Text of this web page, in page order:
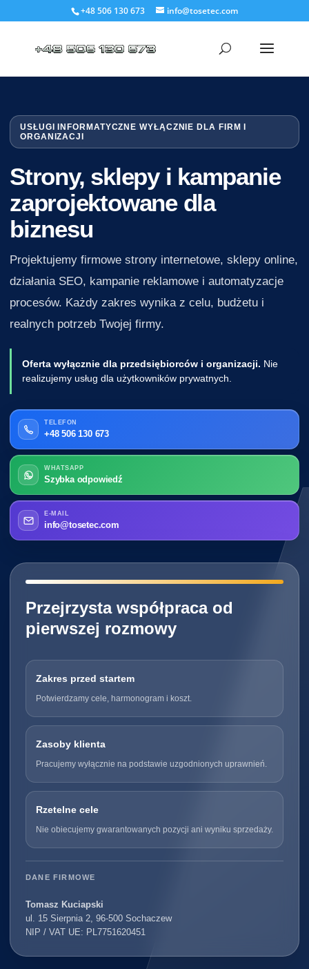
+48 506 130 673 info@tosetec.com
USŁUGI INFORMATYCZNE WYŁĄCZNIE DLA FIRM I
ORGANIZACJI
Strony, sklepy i kampanie
zaprojektowane dla
biznesu
Projektujemy firmowe strony internetowe, sklepy online,
działania SEO, kampanie reklamowe i automatyzacje
procesów. Każdy zakres wynika z celu, budżetu i
realnych potrzeb Twojej firmy.
Oferta wyłącznie dla przedsiębiorców i organizacji. Nie
realizujemy usług dla użytkowników prywatnych.
TELEFON
+48 506 130 673
WHATSAPP
Szybka odpowiedź
E-MAIL
info@tosetec.com
━━━━━━━━━━━━━━━━━━━━━━━━━━━━
Przejrzysta współpraca od
pierwszej rozmowy
Zakres przed startem
Potwierdzamy cele, harmonogram i koszt.
Zasoby klienta
Pracujemy wyłącznie na podstawie uzgodnionych uprawnień.
Rzetelne cele
Nie obiecujemy gwarantowanych pozycji ani wyniku sprzedaży.
DANE FIRMOWE
Tomasz Kuciapski
ul. 15 Sierpnia 2, 96-500 Sochaczew
NIP / VAT UE: PL7751620451